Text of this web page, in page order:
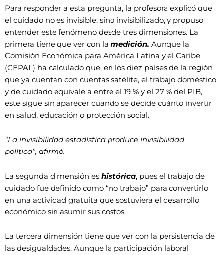
Para responder a esta pregunta, la profesora explicó que
el cuidado no es invisible, sino invisibilizado, y propuso
entender este fenómeno desde tres dimensiones. La
primera tiene que ver con la medición. Aunque la
Comisión Económica para América Latina y el Caribe
(CEPAL) ha calculado que, en los diez países de la región
que ya cuentan con cuentas satélite, el trabajo doméstico
y de cuidado equivale a entre el 19 % y el 27 % del PIB,
este sigue sin aparecer cuando se decide cuánto invertir
en salud, educación o protección social.
“La invisibilidad estadística produce invisibilidad
política”, afirmó.
La segunda dimensión es histórica, pues el trabajo de
cuidado fue definido como “no trabajo” para convertirlo
en una actividad gratuita que sostuviera el desarrollo
económico sin asumir sus costos.
La tercera dimensión tiene que ver con la persistencia de
las desigualdades. Aunque la participación laboral